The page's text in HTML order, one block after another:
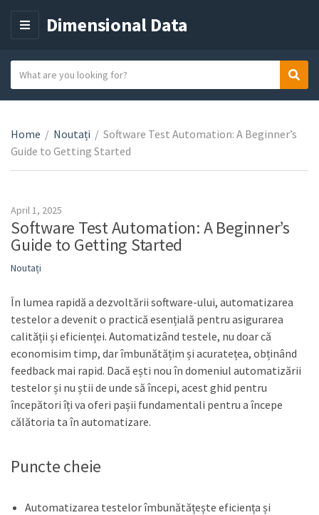
M
Dimensional Data
a
e
g
o
n
a
m
e
e
a
c
h
t
x
t
Home / Noutați / Software Test Automation: A Beginner’s
Guide to Getting Started
April 1, 2025
Software Test Automation: A Beginner’s
Guide to Getting Started
Noutați
În lumea rapidă a dezvoltării software-ului, automatizarea
testelor a devenit o practică esențială pentru asigurarea
calității și eficienței. Automatizând testele, nu doar că
economisim timp, dar îmbunătățim și acuratețea, obținând
feedback mai rapid. Dacă ești nou în domeniul automatizării
testelor și nu știi de unde să începi, acest ghid pentru
începători îți va oferi pașii fundamentali pentru a începe
călătoria ta în automatizare.
Puncte cheie
Automatizarea testelor îmbunătățește eficiența și